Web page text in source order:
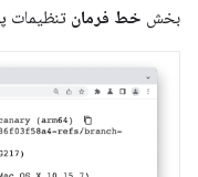
بخش خط فرمان تنظیمات